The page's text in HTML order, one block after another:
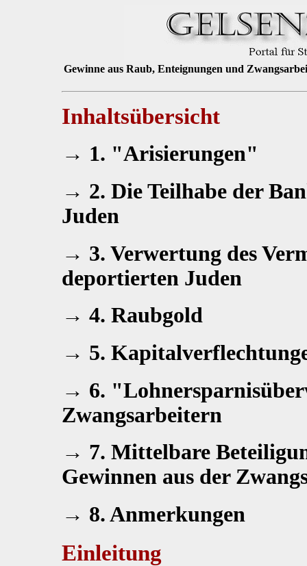
Gewinne aus Raub, Enteignungen und
Inhaltsübersicht
→ 1. "Arisierungen"
→ 2. Die Teilhabe der
Juden
→ 3. Verwertung des
deportierten Juden
→ 4. Raubgold
→ 5.
→ 6.
Zwangsarbeitern
→ 7. Mittelbare
Gewinnen aus der
→ 8. Anmerkungen
Einleitung